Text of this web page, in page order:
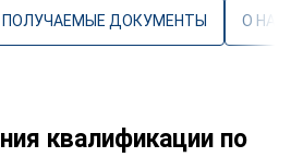
ПОЛУЧАЕМЫЕ ДОКУМЕНТЫ О
квалификации по